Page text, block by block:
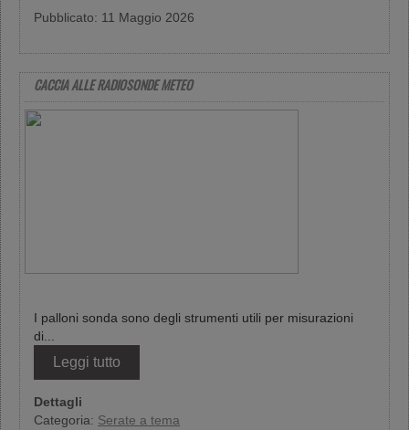
Pubblicato: 11 Maggio 2026
CACCIA ALLE RADIOSONDE METEO
I palloni sonda sono degli strumenti utili per misurazioni
di...
Leggi tutto
Dettagli
Categoria: Serate a tema